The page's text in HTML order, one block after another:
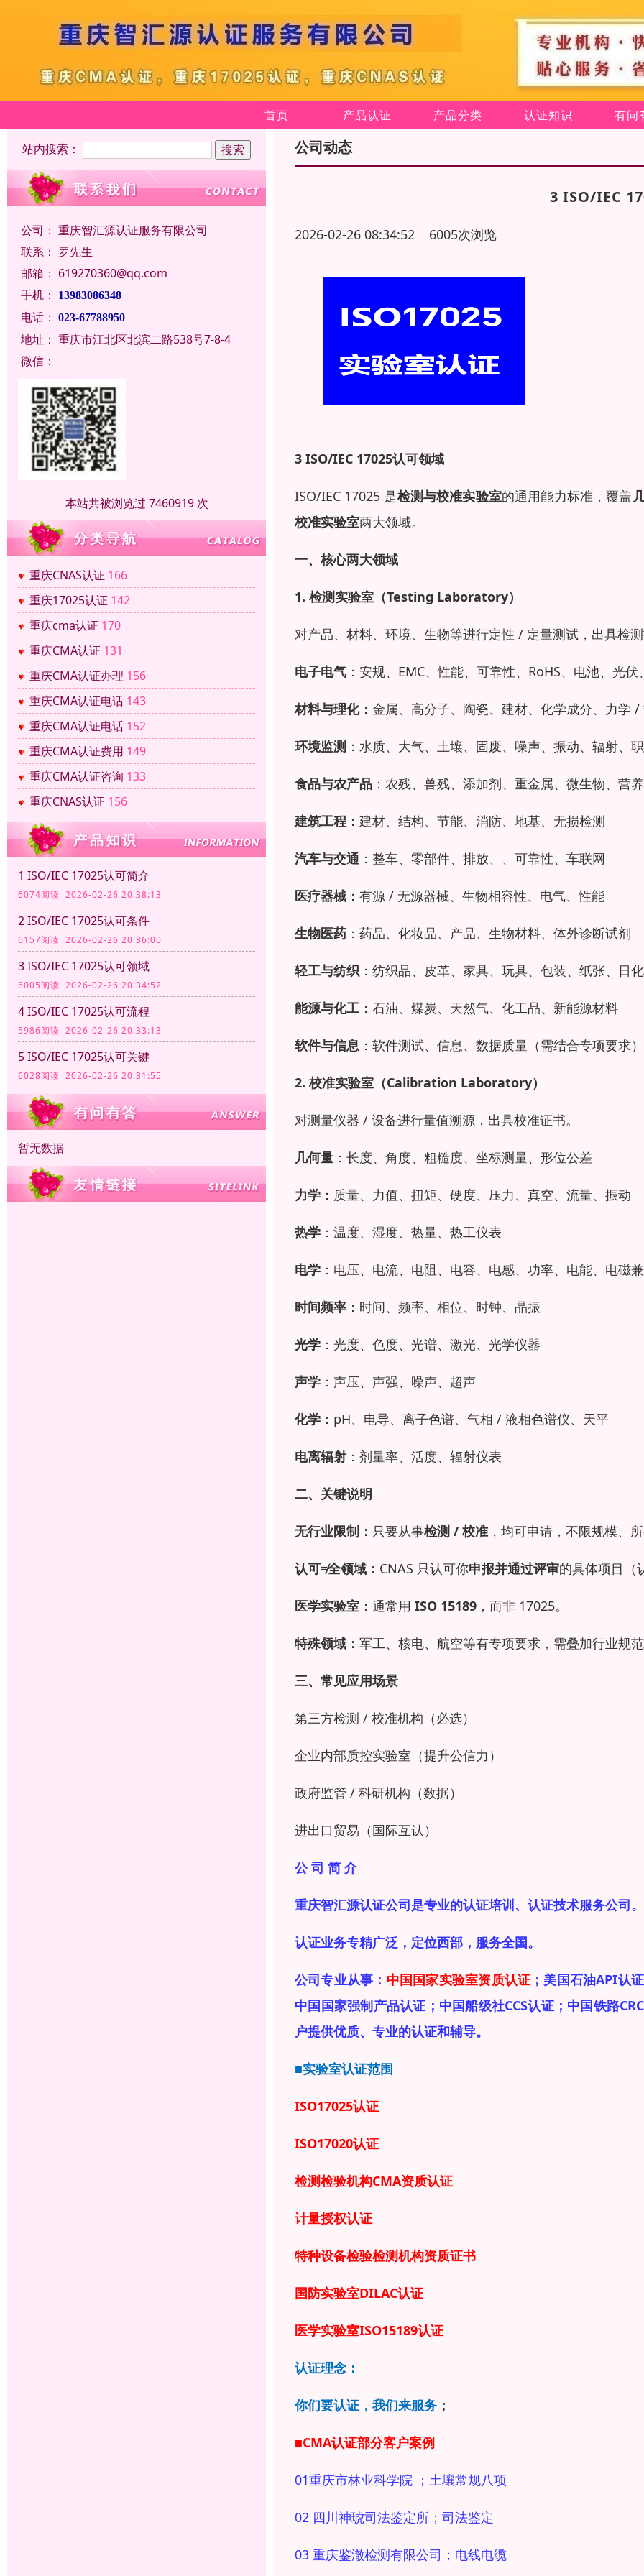
首页 产品认证 产品分类 认证知识 有问
站内搜索：
公司： 重庆智汇源认证服务有限公司
联系： 罗先生
邮箱： 619270360@qq.com
手机：
13983086348
电话： 023-67788950
地址： 重庆市江北区北滨二路538号7-8-4
微信：
本站共被浏览过 7460919 次
重庆CNAS认证 166
重庆17025认证 142
重庆cma认证 170
重庆CMA认证 131
重庆CMA认证办理 156
重庆CMA认证电话 143
重庆CMA认证电话 152
重庆CMA认证费用 149
重庆CMA认证咨询 133
重庆CNAS认证 156
1 ISO/IEC 17025认可简介
6074阅读 2026-02-26 20:38:13
2 ISO/IEC 17025认可条件
6157阅读 2026-02-26 20:36:00
3 ISO/IEC 17025认可领域
6005阅读 2026-02-26 20:34:52
4 ISO/IEC 17025认可流程
5986阅读 2026-02-26 20:33:13
5 ISO/IEC 17025认可关键
6028阅读 2026-02-26 20:31:55
暂无数据
公司动态
3 ISO/IEC
2026-02-26 08:34:52 6005次浏览
3 ISO/IEC 17025认可领域
ISO/IEC 17025 是检测与校准实验室的通用能力标准，覆盖
校准实验室两大领域。
一、核心两大领域
1. 检测实验室（Testing Laboratory）
对产品、材料、环境、生物等进行定性 / 定量测试，出具检
电子电气 ：安规、EMC、性能、可靠性、RoHS、电池、光伏
材料与理化：金属、高分子、陶瓷、建材、化学成分、力学
环境监测 ：水质、大气、土壤、固废、噪声、振动、辐射、
食品与农产品 ：农残、兽残、添加剂、重金属、微生物、营
建筑工程 ：建材、结构、节能、消防、地基、无损检测
汽车与交通 ：整车、零部件、排放、、可靠性、车联网
医疗器械 ：有源 / 无源器械、生物相容性、电气、性能
生物医药 ：药品、化妆品、产品、生物材料、体外诊断试剂
轻工与纺织 ：纺织品、皮革、家具、玩具、包装、纸张、日化
能源与化工 ：石油、煤炭、天然气、化工品、新能源材料
软件与信息 ：软件测试、信息、数据质量（需结合专项要求）
2.校准实验室（Calibration Laboratory）
对测量仪器 / 设备进行量值溯源，出具校准证书。
几何量 ：长度、角度、粗糙度、坐标测量、形位公差
力学 ：质量、力值、扭矩、硬度、压力、真空、流量、振动
热学 ：温度、湿度、热量、热工仪表
电学 ：电压、电流、电阻、电容、电感、功率、电能、电磁
时间频率 ：时间、频率、相位、时钟、晶振
光学 ：光度、色度、光谱、激光、光学仪器
声学 ：声压、声强、噪声、超声
化学 ：pH、电导、离子色谱、气相 / 液相色谱仪、天平
电离辐射 ：剂量率、活度、辐射仪表
二、关键说明
无行业限制： 只要从事检测 / 校准 ，均可申请，不限规模、
认可≠全领域： CNAS 只认可你申报并通过评审的具体项目（
医学实验室： 通常用 ISO 15189 ，而非 17025。
特殊领域： 军工、核电、航空等有专项要求，需叠加行业规
三、常见应用场景
第三方检测 / 校准机构（必选）
企业内部质控实验室（提升公信力）
政府监管 / 科研机构（数据）
进出口贸易（国际互认）
公 司 简 介
重庆智汇源认证公司是专业的认证培训、认证技术服务公司。
认证业务专精广泛，定位西部，服务全国。
公司专业从事： 中国国家实验室资质认证 ；美国石油API认
中国国家强制产品认证；中国船级社CCS认证；中国铁路
户提供优质、专业的认证和辅导。
■实验室认证范围
ISO17025认证
ISO17020认证
检测检验机构CMA资质认证
计量授权认证
特种设备检验检测机构资质证书
国防实验室DILAC认证
医学实验室ISO15189认证
认证理念：
你们要认证，我们来服务 ；
■CMA认证部分客户案例
01重庆市林业科学院 ；土壤常规八项
02 四川神琥司法鉴定所；司法鉴定
03 重庆鉴澈检测有限公司；电线电缆